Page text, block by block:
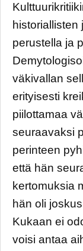
perustella ja
väkivallan
erityisesti
piilottamaa
seuraavaksi
perinteen
että hän
kertomuksia
hän oli
Kukaan ei
voisi antaa